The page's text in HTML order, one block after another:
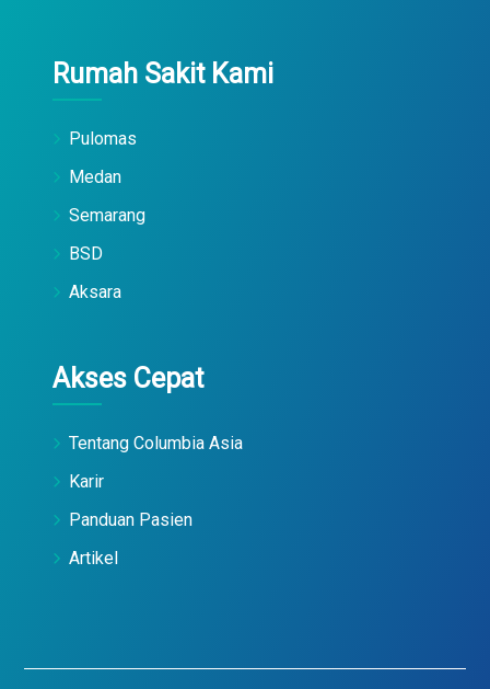
Rumah Sakit Kami
Pulomas
Medan
Semarang
BSD
Aksara
Akses Cepat
Tentang Columbia Asia
Karir
Panduan Pasien
Artikel